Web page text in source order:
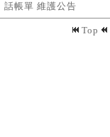
話帳單 維護公告
Top